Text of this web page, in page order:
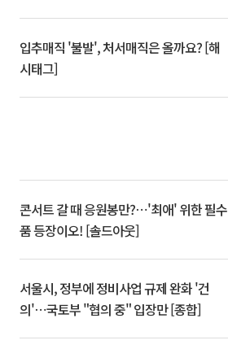
입추매직 '불발', 처서매직은 올까요? [해
시태그]
콘서트 갈 때 응원봉만?⋯'최애' 위한 필수
품 등장이오! [솔드아웃]
서울시, 정부에 정비사업 규제 완화 '건
의'⋯국토부 "협의 중" 입장만 [종합]